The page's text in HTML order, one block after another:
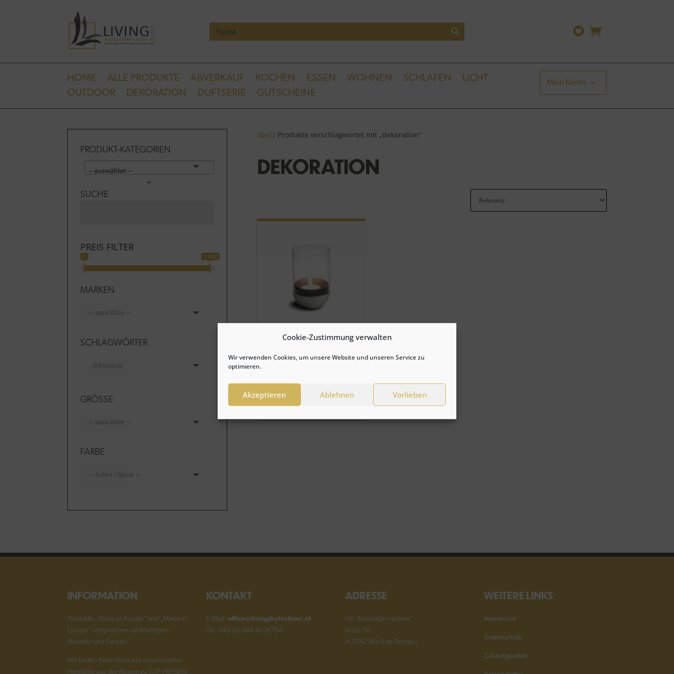
Cookie-Zustimmung verwalten
Wir verwenden Cookies, um unsere Website und unseren Service zu
optimieren.
Akzeptieren Ablehnen Vorlieben
Search
for:
Search Button
HOME ALLE PRODUKTE ABVERKAUF KOCHEN ESSEN WOHNEN SCHLAFEN
LICHT
OUTDOOR
DEKORATION DUFTSERIE GUTSCHEINE
Mein Konto
PRODUKT-KATEGORIEN
-- auswählen --
SUCHE
PREIS FILTER
1 5 460
MARKEN
SCHLAGWÖRTER
GRÖSSE
FARBE
Start/ Produkte verschlagwortet mit „dekoration“
DEKORATION
Gravity Candle
ab€19,98
zum Produkt
Produkt
INFORMATION
Produkte „Made in Austria“ und „Made in
Europe“ entsprechen nachhaltigem
Handeln und Genuss.
Wir bieten Ihnen Produkte renommierter
Hersteller aus der Region zu TOP-PREISEN.
KONTAKT
E-Mail:office@livingbylechner.at
Tel: +43 (0) 664 4638754
ADRESSE
Inh. Alexander Lechner
Wald 70
A-5742 Wald im Pinzgau
WEITERE LINKS
Impressum
Datenschutz
Zahlungsarten